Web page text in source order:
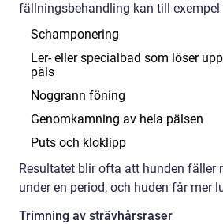
fällningsbehandling kan till exempel
Schamponering
Ler- eller specialbad som löser
päls
Noggrann föning
Genomkamning av hela pälsen
Puts och kloklipp
Resultatet blir ofta att hunden fäller
under en period, och huden får mer
Trimning av strävhårsraser